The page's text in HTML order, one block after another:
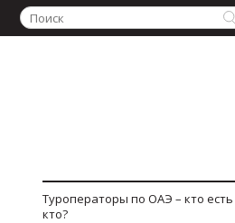
Туроператоры по ОАЭ – кто есть
кто?